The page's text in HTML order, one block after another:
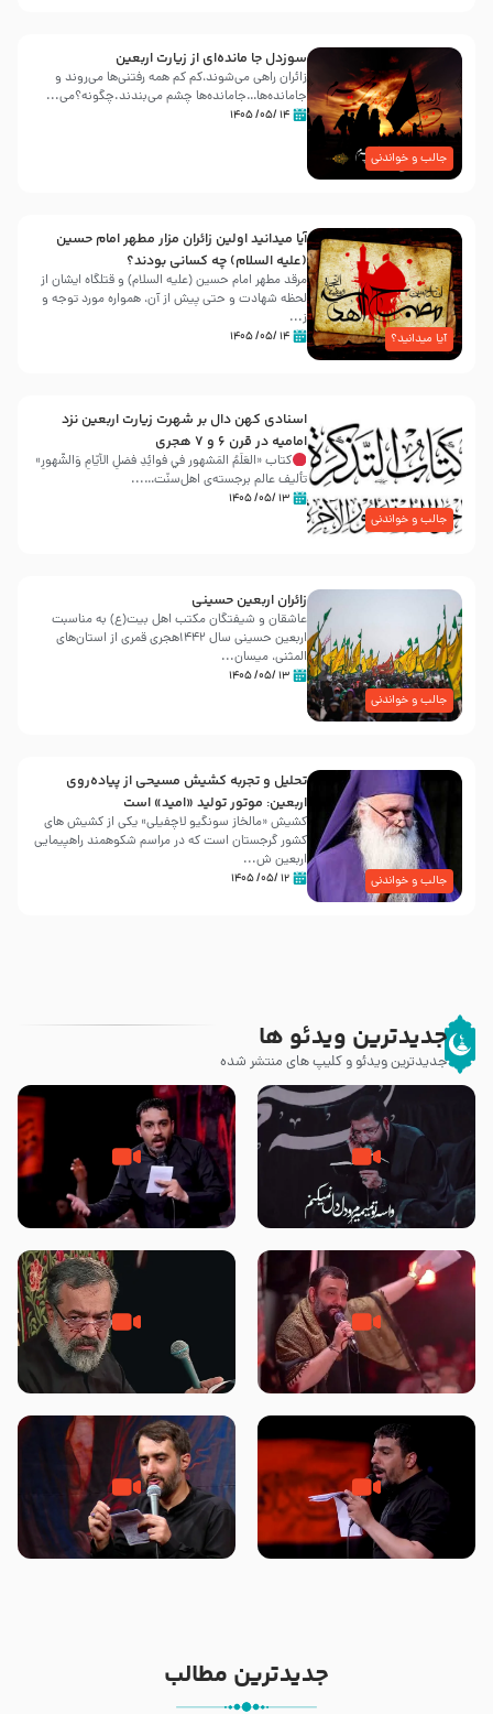
جالب و خواندنی
سوزدل جا مانده‌ای از زیارت اربعین
زائران راهی می‌شوند،کم‌ کم همه رفتنی‌ها می‌روند و
جامانده‌ها…جامانده‌ها چشم می‌بندند.چگونه؟می‌...
۱۴ /۰۵/ ۱۴۰۵
آیا میدانید؟
آیا میدانید اولین زائران مزار مطهر امام حسین
(علیه السلام) چه کسانی بودند؟
مرقد مطهر امام حسین (علیه السلام) و قتلگاه ایشان از
لحظه شهادت و حتی پیش از آن، همواره مورد توجه و
ز...
۱۴ /۰۵/ ۱۴۰۵
جالب و خواندنی
اسنادی کهن دال بر شهرت زیارت اربعین نزد
امامیه در قرن ۶ و ۷ هجری
کتاب «العَلَمُ المَشهور في فَوائِدِ فَضلِ الأيّامِ وَالشُّهورِ»
تألیف عالم برجسته‌ی اهل‌سنّت…...
۱۳ /۰۵/ ۱۴۰۵
جالب و خواندنی
زائران اربعین حسینی
عاشقان و شیفتگان مکتب اهل بیت(ع) به مناسبت
اربعین حسینی سال ۱۴۴۲هجری قمری از استان‌های
المثنی، میسان...
۱۳ /۰۵/ ۱۴۰۵
جالب و خواندنی
تحلیل و تجربه کشیش مسیحی از پیاده‌روی
اربعین: موتور تولید «امید» است
کشیش «مالخاز سونگیو لاچفیلی» یکی از کشیش های
کشور گرجستان است که در مراسم شکوهمند راهپیمایی
اربعین ش...
۱۲ /۰۵/ ۱۴۰۵
جدیدترین ویدئو ها
جدیدترین ویدئو و کلیپ های منتشر شده
مصداق کربلا – حاج حسین سیب
سرخی
شور ، حسینا! به‌ حق زهرا «أُنْظُرْ
إِلَینا» – عزاداری شب هفتم ماه
جانا جانا ابی عبدالله – کربلایی جواد
مقدم – شب هشتم محرم 1448 –
مادر منم مثل تو خمیدم – حاج
محمود کریمی – شهادت حضرت
هیئت رایة العباس علیه السلام
تک ، عبّاس، صاحب دل‌هاست –
حاج حنیف طاهری – عزاداری شب
من غلام نوکراتم من عاشق کربلاتم
– شور زمینه – شب هفتم – محرم
جدیدترین مطالب